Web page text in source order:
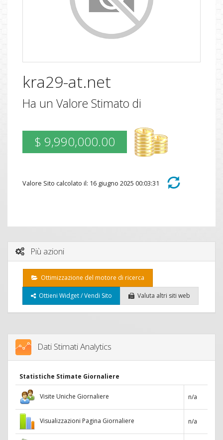
kra29-at.net
Ha un Valore Stimato di
$ 9,990,000.00
Valore Sito calcolato il: 16 giugno 2025 00:03:31
Più azioni
Ottimizzazione del motore di ricerca
Ottieni Widget / Vendi Sito Valuta altri siti web
Dati Stimati Analytics
Statistiche Stimate Giornaliere
Visite Uniche Giornaliere n/a
Visualizzazioni Pagina Giornaliere n/a